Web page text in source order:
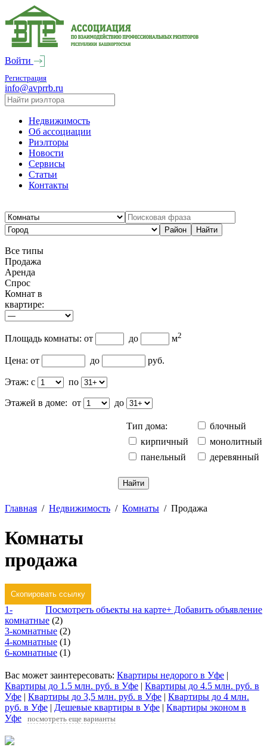
Войти
Регистрация
info@avprrb.ru
Недвижимость
Об ассоциации
Риэлторы
Новости
Сервисы
Статьи
Контакты
Все типы
Продажа
Аренда
Спрос
Комнат в
квартире:
Площадь комнаты: от до м2
Цена: от до руб.
Этаж: c по
Этажей в доме: от до
Тип дома:
кирпичный
панельный
блочный
монолитный
деревянный
Главная / Недвижимость / Комнаты / Продажа
Комнаты
продажа
Скопировать ссылку
Посмотреть объекты на карте+ Добавить объявление
1-
комнатные (2)
3-комнатные (2)
4-комнатные (1)
6-комнатные (1)
Вас может заинтересовать: Квартиры недорого в Уфе |
Квартиры до 1.5 млн. руб. в Уфе | Квартиры до 4.5 млн. руб. в
Уфе | Квартиры до 3,5 млн. руб. в Уфе | Квартиры до 4 млн.
руб. в Уфе | Дешевые квартиры в Уфе | Квартиры эконом в
Уфе
посмотреть еще варианты